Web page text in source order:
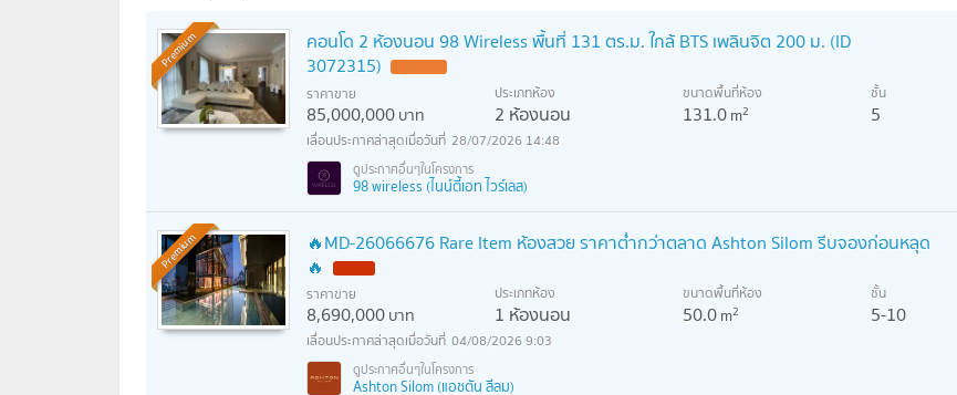
Premium
คอนโด 2 ห้องนอน 98 Wireless พื้นที่ 131 ตร.ม. ใกล้ BTS เพลินจิต 200 ม. (ID
3072315)
ราคาขาย
85,000,000บาท
ประเภทห้อง
2 ห้องนอน
ขนาดพื้นที่ห้อง
131.0m2
ชั้น
5
28/07/2026 14:48
98 wireless (ไนน์ตี้เอท ไวร์เลส)
Premium
🔥MD-26066676 Rare Item ห้องสวย ราคาต่ำกว่าตลาด Ashton Silom รีบจองก่อนหลุด
🔥
ราคาขาย
8,690,000บาท
ประเภทห้อง
1 ห้องนอน
ขนาดพื้นที่ห้อง
50.0m2
ชั้น
5-10
04/08/2026 9:03
Ashton Silom (แอชตัน สีลม)